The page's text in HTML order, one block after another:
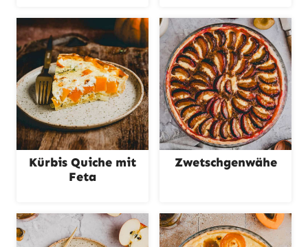
Kürbis Quiche mit
Feta
Zwetschgenwähe